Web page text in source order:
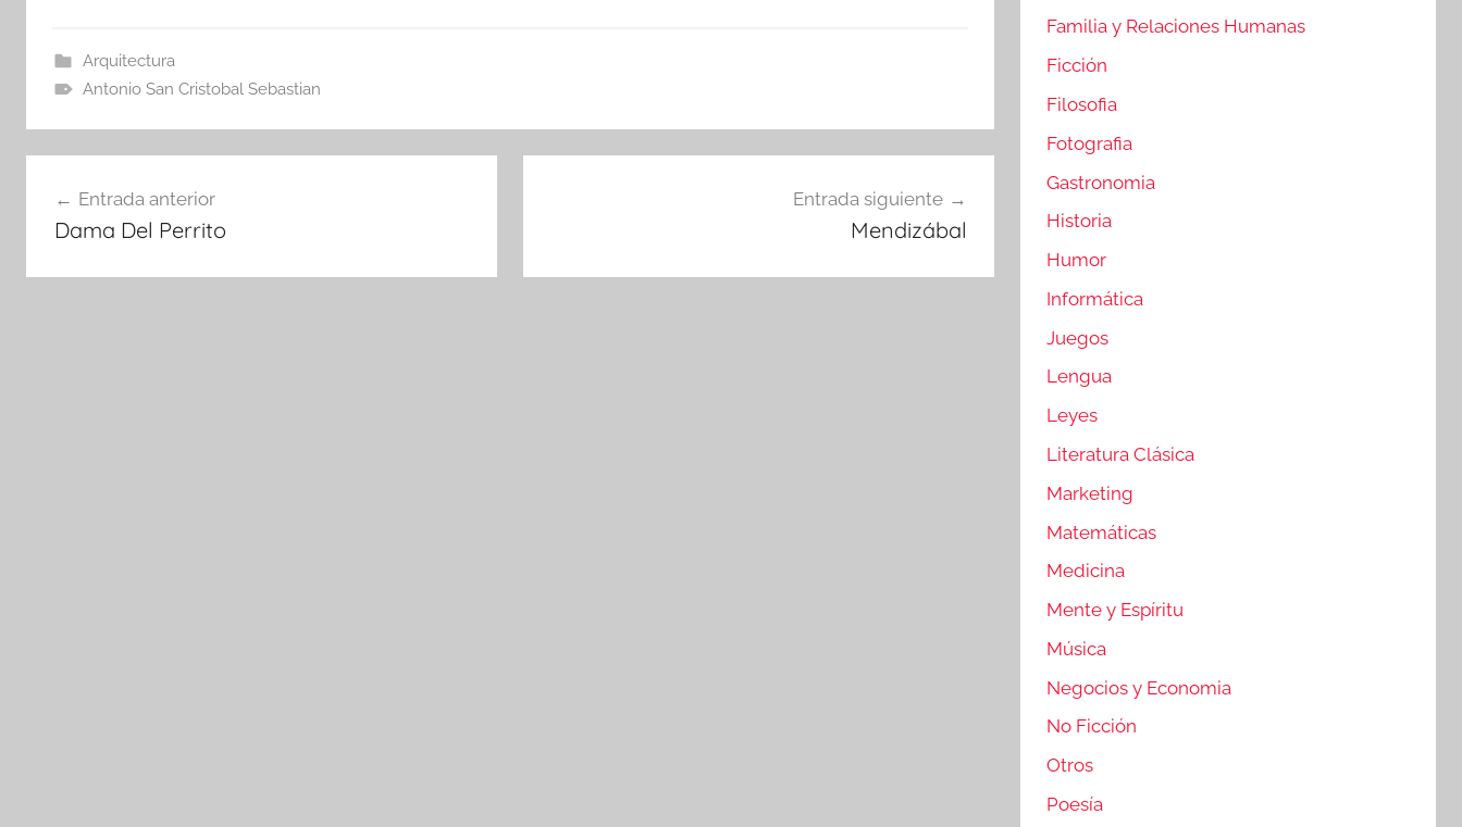
Arquitectura
Antonio San Cristobal Sebastian
de
Entrada anterior
Dama Del Perrito
Entrada siguiente
Mendizábal
Familia y Relaciones Humanas
Ficción
Filosofia
Fotografia
Gastronomia
Historia
Humor
Informática
Juegos
Lengua
Leyes
Literatura Clásica
Marketing
Matemáticas
Medicina
Mente y Espíritu
Música
Negocios y Economia
No Ficción
Otros
Poesía